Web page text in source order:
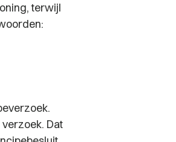
terwijl
Dat